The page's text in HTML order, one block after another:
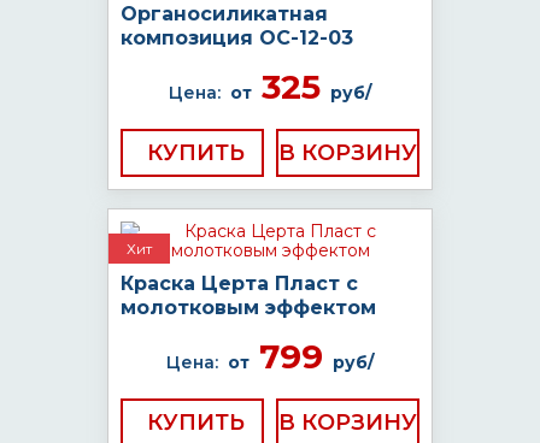
Органосиликатная
композиция ОС-12-03
Цена: от 325 руб/
КУПИТЬ
Хит
Краска Церта Пласт с
молотковым эффектом
Цена: от 799 руб/
КУПИТЬ